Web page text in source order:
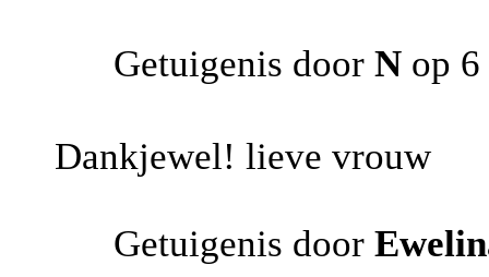
Getuigenis door N op
Dankjewel! lieve vrouw
Getuigenis door